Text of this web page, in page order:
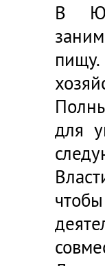
В
для